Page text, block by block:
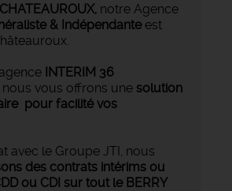
, notre Agence
& Indépendante est
INTERIM 36
nous vous offrons une solution
pour facilité vos
avec le Groupe JTI, nous
des contrats intérims ou
ou CDI sur tout le BERRY